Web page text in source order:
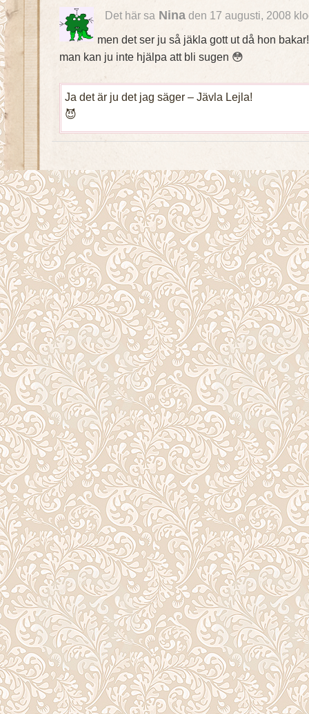
Det här sa Ninaden 17 augusti, 2008
men det ser ju så jäkla gott ut då hon
man kan ju inte hjälpa att bli sugen 😳
Ja det är ju det jag säger – Jävla Lejla!
😈